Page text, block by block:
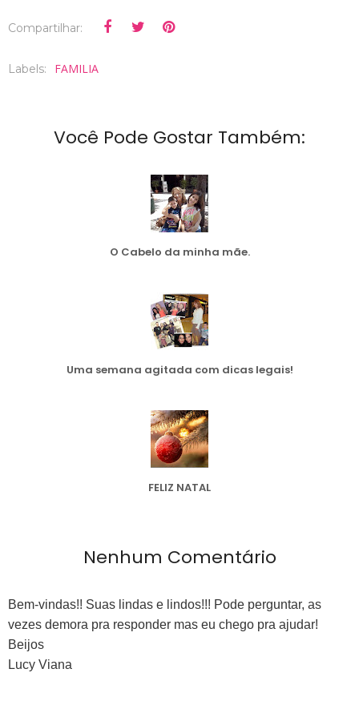
Compartilhar:
Labels: FAMILIA
Você Pode Gostar Também:
O Cabelo da minha mãe.
Uma semana agitada com dicas legais!
FELIZ NATAL
Nenhum Comentário
Bem-vindas!! Suas lindas e lindos!!! Pode perguntar, as
vezes demora pra responder mas eu chego pra ajudar!
Beijos
Lucy Viana